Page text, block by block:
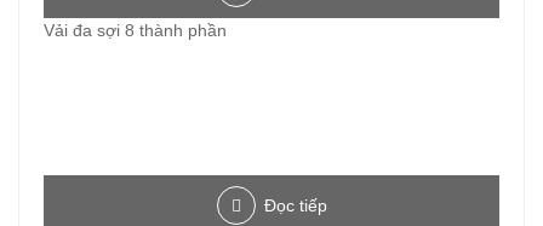
Vải đa sợi 8 thành phần
Đọc tiếp